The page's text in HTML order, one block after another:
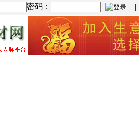
密码： |